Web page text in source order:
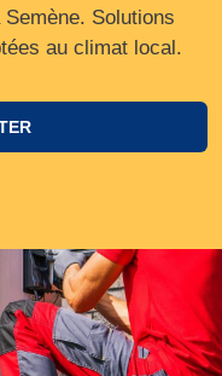
Solutions
au climat local.